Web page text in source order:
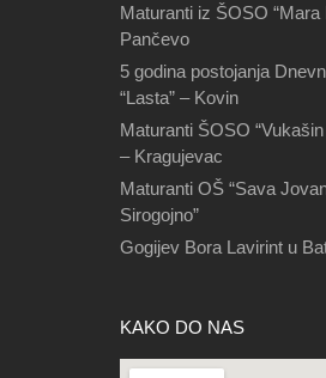
Maturanti iz ŠOSO “Mara
Pančevo
5 godina postojanja
“Lasta” – Kovin
Maturanti ŠOSO
– Kragujevac
Maturanti OŠ “Sava
Sirogojno”
Gogijev Bora Lavirint u
KAKO DO NAS